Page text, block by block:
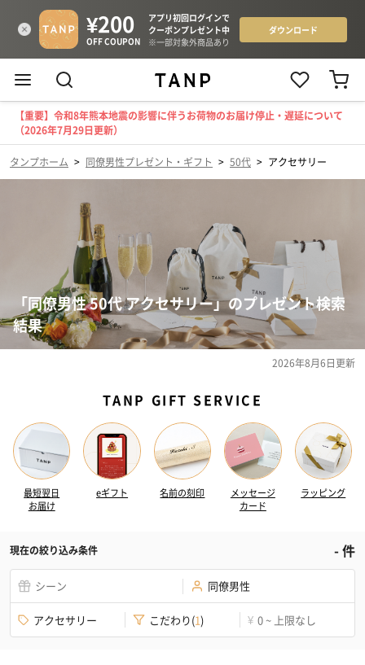
【重要】令和8年熊本地震の影響に伴うお荷物のお届け停止・遅延について
（2026年7月29日更新）
タンプホーム > 同僚男性プレゼント・ギフト > 50代 > アクセサリー
「同僚男性 50代 アクセサリー」のプレゼント検索
結果
2026年8月6日更新
TANP GIFT SERVICE
最短翌日
お届け
eギフト 名前の刻印
メッセージ
カード
ラッピング
現在の絞り込み条件 -件
シーン 同僚男性
アクセサリー こだわり(1) ¥ 0 ~ 上限なし